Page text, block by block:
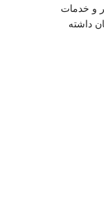
و خدمات
داشته